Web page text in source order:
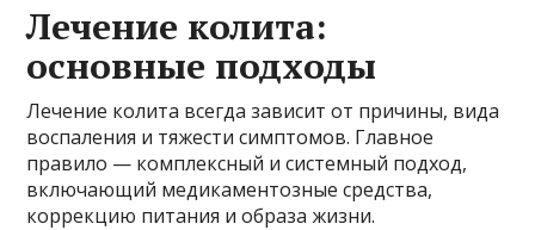
Лечение колита:
основные подходы
Лечение колита всегда зависит от причины, вида
воспаления и тяжести симптомов. Главное
правило — комплексный и системный подход,
включающий медикаментозные средства,
коррекцию питания и образа жизни.